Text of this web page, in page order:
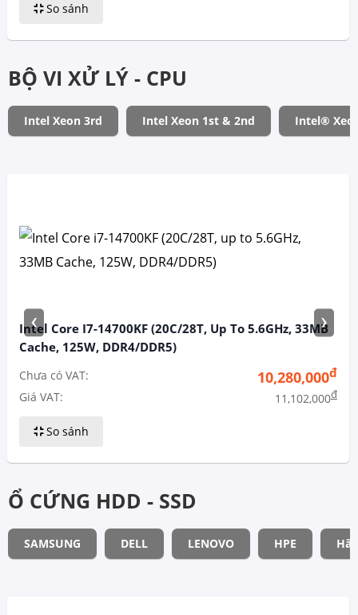
So sánh
BỘ VI XỬ LÝ - CPU
Intel Xeon 3rd Intel Xeon 1st & 2nd Intel®
Intel Core I7-14700KF (20C/28T, Up To 5.6GHz, 33MB
Cache, 125W, DDR4/DDR5)
Chưa có VAT: 10,280,000đ
Giá VAT: 11,102,000đ
So sánh
‹ ›
Ổ CỨNG HDD - SSD
SAMSUNG DELL LENOVO HPE